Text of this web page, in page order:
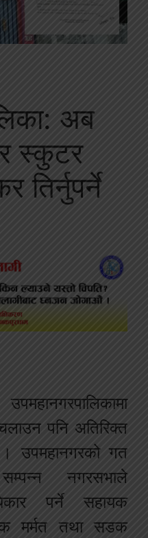
अब
स्कुटर
तिर्नुपर्ने
पनि अतिरिक्त
उपमहानगरको गत
नगरसभाले
पर्ने सहायक
मर्मत तथा सडक